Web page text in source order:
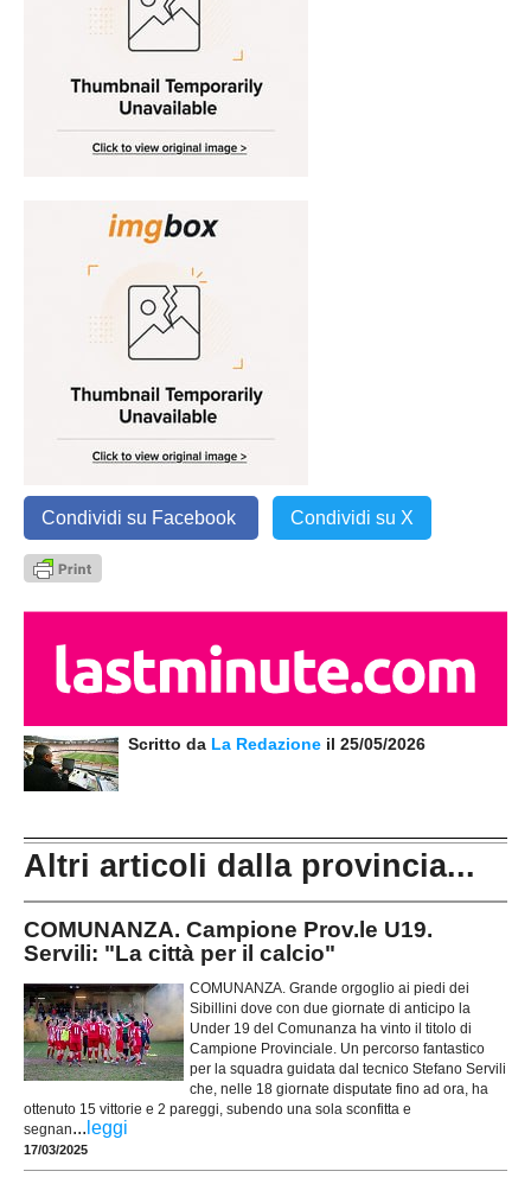
Condividi su Facebook Condividi su X
Scritto da La Redazione il 25/05/2026
Altri articoli dalla provincia...
COMUNANZA. Campione Prov.le U19.
Servili: "La città per il calcio"
COMUNANZA. Grande orgoglio ai piedi dei
Sibillini dove con due giornate di anticipo la
Under 19 del Comunanza ha vinto il titolo di
Campione Provinciale. Un percorso fantastico
per la squadra guidata dal tecnico Stefano Servili
che, nelle 18 giornate disputate fino ad ora, ha
ottenuto 15 vittorie e 2 pareggi, subendo una sola sconfitta e
segnan... leggi
17/03/2025